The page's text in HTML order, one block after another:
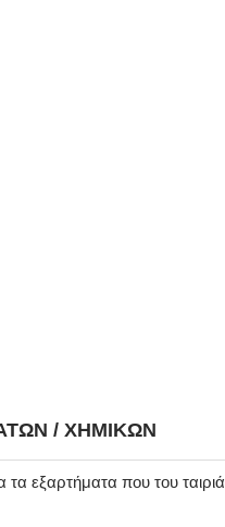
/ ΧΗΜΙΚΏΝ
εξαρτήματα που του